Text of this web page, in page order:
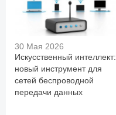
30 Мая 2026
Искусственный интеллект:
новый инструмент для
сетей беспроводной
передачи данных